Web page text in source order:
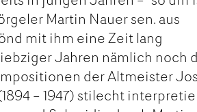
Martin Nauer sen. aus
mit ihm eine Zeit lang
Jahren nämlich noch
der Altmeister
– 1947) stilecht